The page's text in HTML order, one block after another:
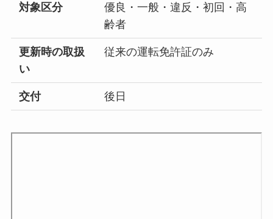
対象区分
優良・一般・違反・初回・高
齢者
更新時の取扱
い
従来の運転免許証のみ
交付 後日